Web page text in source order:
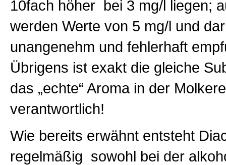
10fach höher bei 3 mg/l liegen;
werden Werte von 5 mg/l und
unangenehm und fehlerhaft
Übrigens ist exakt die gleiche
das „echte“ Aroma in der
verantwortlich!
Wie bereits erwähnt entsteht
regelmäßig sowohl bei der